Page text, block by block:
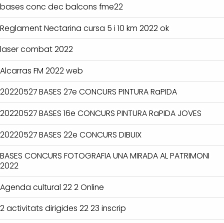
bases conc dec balcons fme22
Reglament Nectarina cursa 5 i 10 km 2022 ok
laser combat 2022
Alcarras FM 2022 web
20220527 BASES 27e CONCURS PINTURA RaPIDA
20220527 BASES 16e CONCURS PINTURA RaPIDA JOVES
20220527 BASES 22e CONCURS DIBUIX
BASES CONCURS FOTOGRAFIA UNA MIRADA AL PATRIMONI
2022
Agenda cultural 22 2 Online
2 activitats dirigides 22 23 inscrip